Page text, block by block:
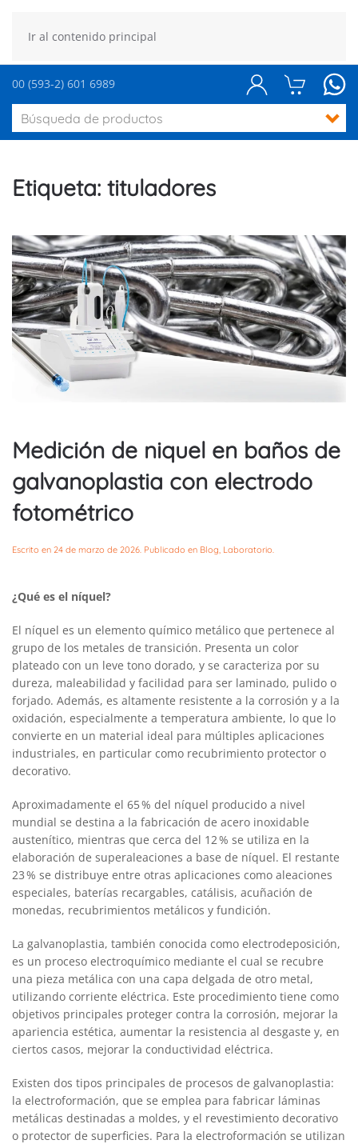
Ir al contenido principal
00 (593-2) 601 6989
Etiqueta: tituladores
Medición de niquel en baños de
galvanoplastia con electrodo
fotométrico
Escrito en 24 de marzo de 2026 . Publicado en Blog Laboratorio
¿Qué es el níquel?
El níquel es un elemento químico metálico que pertenece al
grupo de los metales de transición. Presenta un color
plateado con un leve tono dorado, y se caracteriza por su
dureza, maleabilidad y facilidad para ser laminado, pulido o
forjado. Además, es altamente resistente a la corrosión y a la
oxidación, especialmente a temperatura ambiente, lo que lo
convierte en un material ideal para múltiples aplicaciones
industriales, en particular como recubrimiento protector o
decorativo.
Aproximadamente el 65 % del níquel producido a nivel
mundial se destina a la fabricación de acero inoxidable
austenítico, mientras que cerca del 12 % se utiliza en la
elaboración de superaleaciones a base de níquel. El restante
23 % se distribuye entre otras aplicaciones como aleaciones
especiales, baterías recargables, catálisis, acuñación de
monedas, recubrimientos metálicos y fundición.
La galvanoplastia, también conocida como electrodeposición,
es un proceso electroquímico mediante el cual se recubre
una pieza metálica con una capa delgada de otro metal,
utilizando corriente eléctrica. Este procedimiento tiene como
objetivos principales proteger contra la corrosión, mejorar la
apariencia estética, aumentar la resistencia al desgaste y, en
ciertos casos, mejorar la conductividad eléctrica.
Existen dos tipos principales de procesos de galvanoplastia:
la electroformación, que se emplea para fabricar láminas
metálicas destinadas a moldes, y el revestimiento decorativo
o protector de superficies. Para la electroformación se utilizan